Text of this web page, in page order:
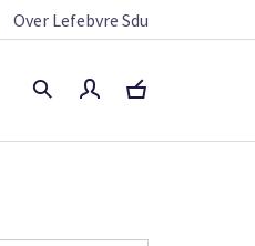
Over Lefebvre Sdu